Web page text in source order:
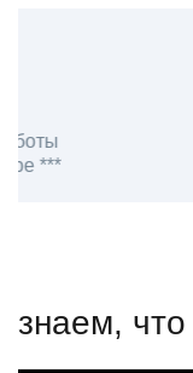
средняя оценка
знаем,